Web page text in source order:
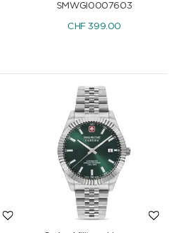
SMWGI0007603
CHF399.00